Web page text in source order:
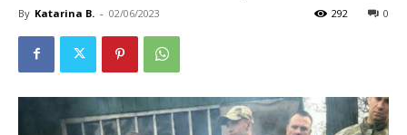
By Katarina B. - 02/06/2023 0
292